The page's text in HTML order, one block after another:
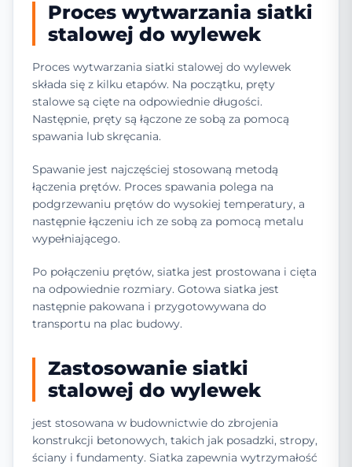
Proces wytwarzania siatki
stalowej do wylewek
Proces wytwarzania siatki stalowej do wylewek
składa się z kilku etapów. Na początku, pręty
stalowe są cięte na odpowiednie długości.
Następnie, pręty są łączone ze sobą za pomocą
spawania lub skręcania.
Spawanie jest najczęściej stosowaną metodą
łączenia prętów. Proces spawania polega na
podgrzewaniu prętów do wysokiej temperatury, a
następnie łączeniu ich ze sobą za pomocą metalu
wypełniającego.
Po połączeniu prętów, siatka jest prostowana i cięta
na odpowiednie rozmiary. Gotowa siatka jest
następnie pakowana i przygotowywana do
transportu na plac budowy.
Zastosowanie siatki
stalowej do wylewek
jest stosowana w budownictwie do zbrojenia
konstrukcji betonowych, takich jak posadzki, stropy,
ściany i fundamenty. Siatka zapewnia wytrzymałość